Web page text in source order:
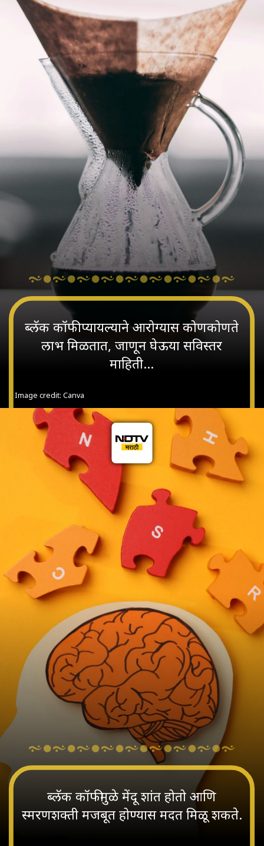
ब्लॅक कॉफी प्यायल्याने आरोग्यास कोणकोणते
लाभ मिळतात, जाणून घेऊया सविस्तर
माहिती...
Image credit: Canva
ब्लॅक कॉफीमुळे मेंदू शांत होतो आणि
स्मरणशक्ती मजबूत होण्यास मदत मिळू शकते.